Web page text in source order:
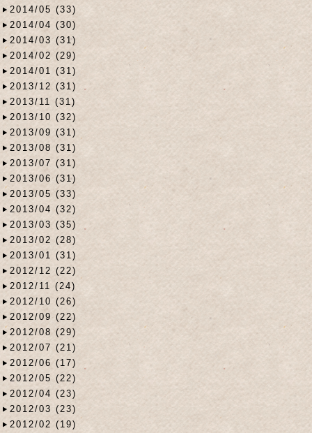
2014/05 (33)
2014/04 (30)
2014/03 (31)
2014/02 (29)
2014/01 (31)
2013/12 (31)
2013/11 (31)
2013/10 (32)
2013/09 (31)
2013/08 (31)
2013/07 (31)
2013/06 (31)
2013/05 (33)
2013/04 (32)
2013/03 (35)
2013/02 (28)
2013/01 (31)
2012/12 (22)
2012/11 (24)
2012/10 (26)
2012/09 (22)
2012/08 (29)
2012/07 (21)
2012/06 (17)
2012/05 (22)
2012/04 (23)
2012/03 (23)
2012/02 (19)